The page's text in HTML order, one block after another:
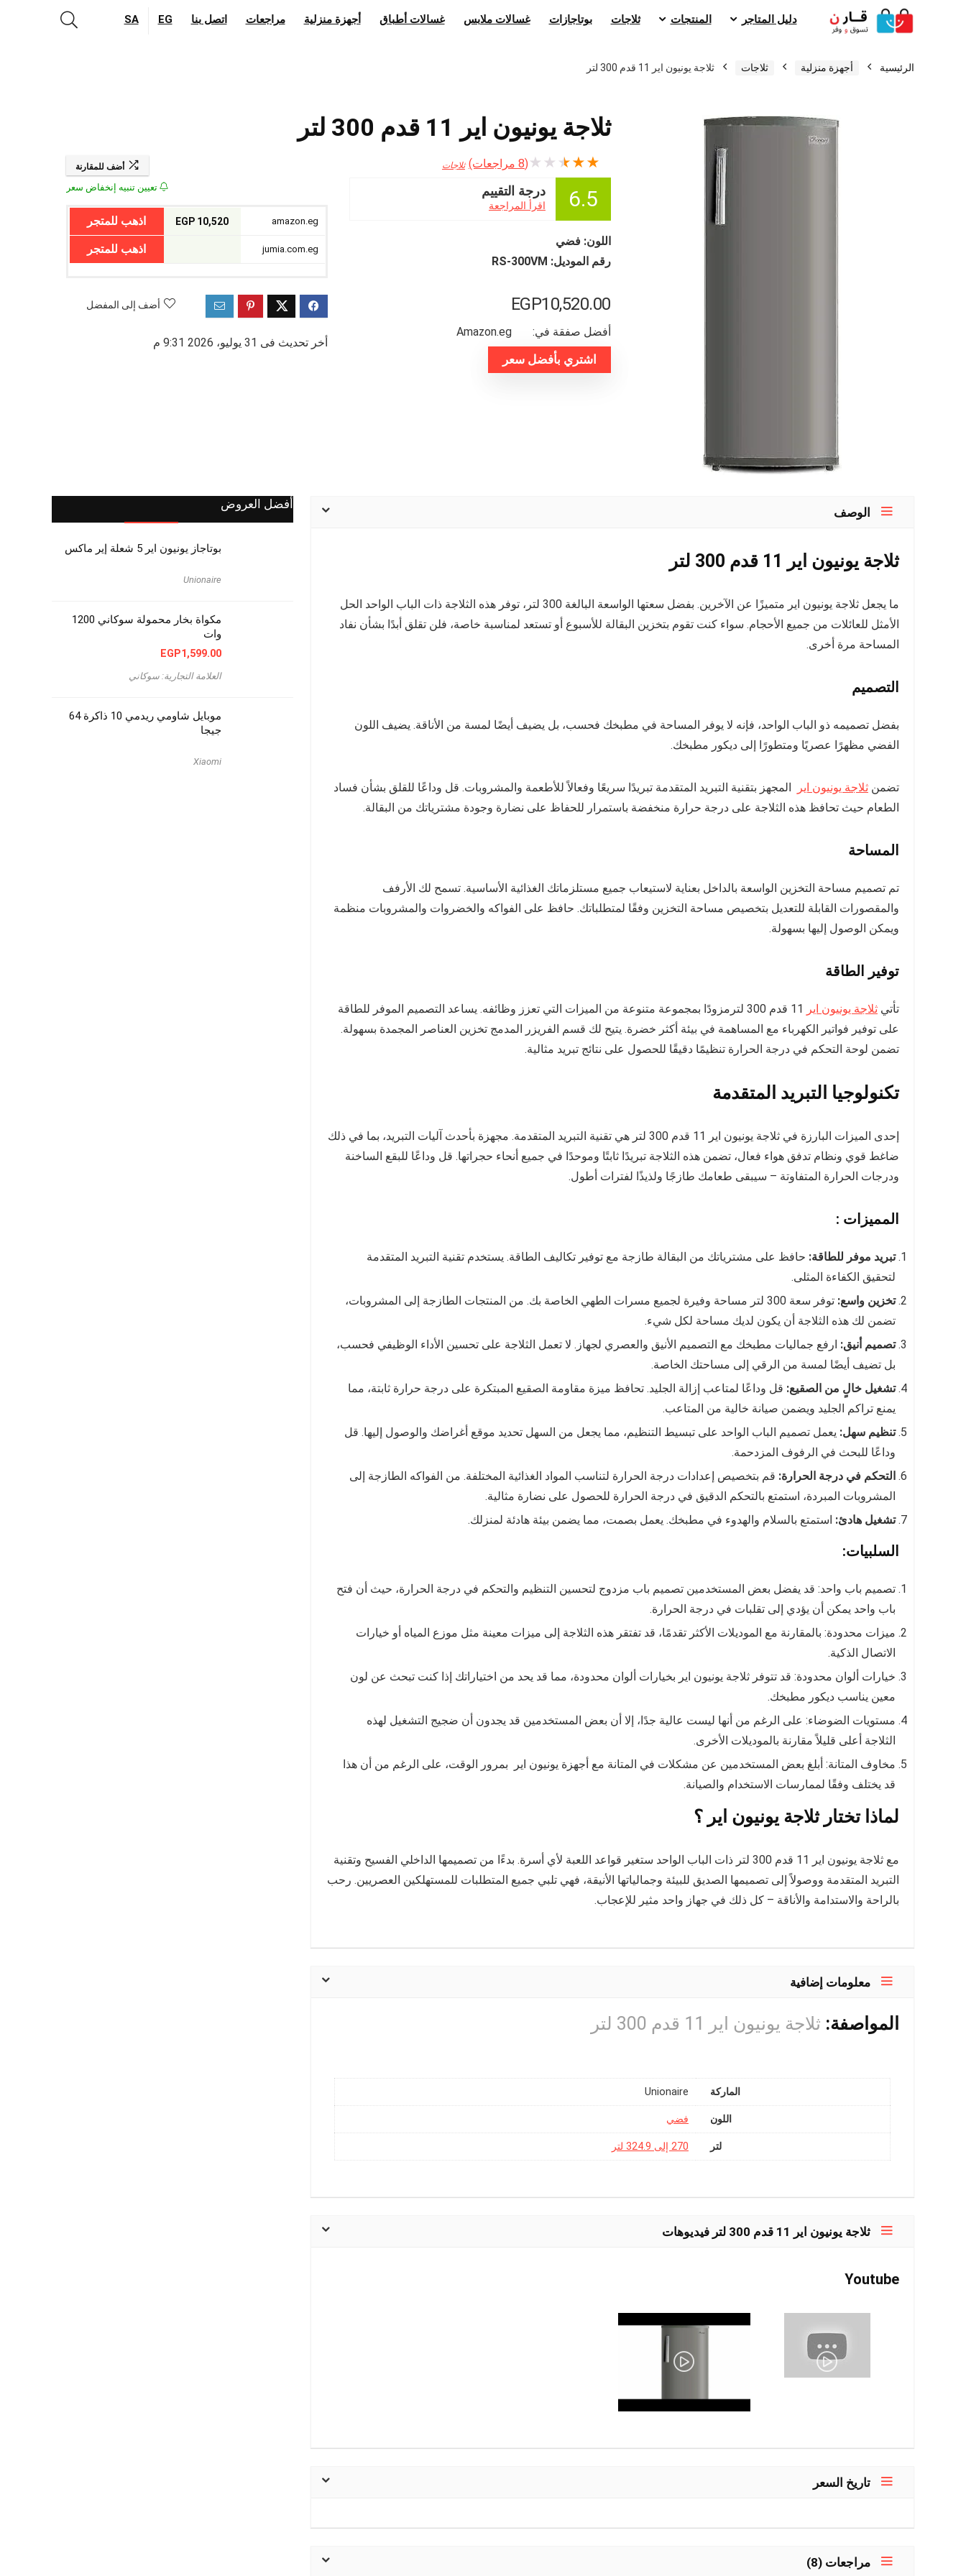
دليل المتاجر المنتجات ثلاجات بوتاجازات غسالات ملابس غسالات أطباق أجهزة منزلية مراجعات اتصل بنا EG
SA
الرئيسية أجهزة منزلية ثلاجات ثلاجة يونيون اير 11 قدم 300 لتر
ثلاجة يونيون اير 11 قدم 300 لتر
★
★
★
★
★
(
8 مراجعات) ثلاجات أضف للمقارنة
6.5 درجة التقييم
اقرأ المراجعة
اللون: فضي
رقم الموديل: RS-300VM
EGP10,520.00
أفضل صفقة في: amazon.eg
اشتري بأفضل سعر
تعيين تنبيه إنخفاض سعر
10,520 EGP اذهب للمتجر
اذهب للمتجر
أضف إلى المفضل
أخر تحديث فى 31 يوليو، 2026 9:31 م
الوصف
ثلاجة يونيون اير 11 قدم 300 لتر
ما يجعل ثلاجة يونيون اير متميزًا عن الآخرين. بفضل سعتها الواسعة البالغة 300 لتر، توفر هذه الثلاجة ذات الباب الواحد الحل
الأمثل للعائلات من جميع الأحجام. سواء كنت تقوم بتخزين البقالة للأسبوع أو تستعد لمناسبة خاصة، فلن تقلق أبدًا بشأن نفاد
المساحة مرة أخرى.
التصميم
بفضل تصميمه ذو الباب الواحد، فإنه لا يوفر المساحة في مطبخك فحسب، بل يضيف أيضًا لمسة من الأناقة. يضيف اللون
الفضي مظهرًا عصريًا ومتطورًا إلى ديكور مطبخك.
تضمن ثلاجة يونيون اير
المجهز بتقنية التبريد المتقدمة تبريدًا سريعًا وفعالاً للأطعمة والمشروبات. قل وداعًا للقلق بشأن فساد
الطعام حيث تحافظ هذه الثلاجة على درجة حرارة منخفضة باستمرار للحفاظ على نضارة وجودة مشترياتك من البقالة.
المساحة
تم تصميم مساحة التخزين الواسعة بالداخل بعناية لاستيعاب جميع مستلزماتك الغذائية الأساسية. تسمح لك الأرفف
والمقصورات القابلة للتعديل بتخصيص مساحة التخزين وفقًا لمتطلباتك. حافظ على الفواكه والخضروات والمشروبات منظمة
ويمكن الوصول إليها بسهولة.
توفير الطاقة
تأتي ثلاجة يونيون اير
11 قدم 300 لترمزودًا بمجموعة متنوعة من الميزات التي تعزز وظائفه. يساعد التصميم الموفر للطاقة
على توفير فواتير الكهرباء مع المساهمة في بيئة أكثر خضرة. يتيح لك قسم الفريزر المدمج تخزين العناصر المجمدة بسهولة.
تضمن لوحة التحكم في درجة الحرارة تنظيمًا دقيقًا للحصول على نتائج تبريد مثالية.
تكنولوجيا التبريد المتقدمة
إحدى الميزات البارزة في ثلاجة يونيون اير 11 قدم 300 لتر هي تقنية التبريد المتقدمة. مجهزة بأحدث آليات التبريد، بما في ذلك
ضاغط قوي ونظام تدفق هواء فعال، تضمن هذه الثلاجة تبريدًا ثابتًا وموحدًا في جميع أنحاء حجراتها. قل وداعًا للبقع الساخنة
ودرجات الحرارة المتفاوتة – سيبقى طعامك طازجًا ولذيذًا لفترات أطول.
المميزات :
تبريد موفر للطاقة: حافظ على مشترياتك من البقالة طازجة مع توفير تكاليف الطاقة. يستخدم تقنية التبريد المتقدمة
لتحقيق الكفاءة المثلى.
تخزين واسع:
توفر سعة 300 لتر مساحة وفيرة لجميع مسرات الطهي الخاصة بك. من المنتجات الطازجة إلى المشروبات،
تضمن لك هذه الثلاجة أن يكون لديك مساحة لكل شيء.
تصميم أنيق: ارفع جماليات مطبخك مع التصميم الأنيق والعصري لجهاز. لا تعمل الثلاجة على تحسين الأداء الوظيفي فحسب،
بل تضيف أيضًا لمسة من الرقي إلى مساحتك الخاصة.
تشغيل خالٍ من الصقيع: قل وداعًا لمتاعب إزالة الجليد. تحافظ ميزة مقاومة الصقيع المبتكرة على درجة حرارة ثابتة، مما
يمنع تراكم الجليد ويضمن صيانة خالية من المتاعب.
تنظيم سهل: يعمل تصميم الباب الواحد على تبسيط التنظيم، مما يجعل من السهل تحديد موقع أغراضك والوصول إليها. قل
وداعًا للبحث في الرفوف المزدحمة.
التحكم في درجة الحرارة: قم بتخصيص إعدادات درجة الحرارة لتناسب المواد الغذائية المختلفة. من الفواكه الطازجة إلى
المشروبات المبردة، استمتع بالتحكم الدقيق في درجة الحرارة للحصول على نضارة مثالية.
تشغيل هادئ: استمتع بالسلام والهدوء في مطبخك. يعمل بصمت، مما يضمن بيئة هادئة لمنزلك.
السلبيات:
تصميم باب واحد: قد يفضل بعض المستخدمين تصميم باب مزدوج لتحسين التنظيم والتحكم في درجة الحرارة، حيث أن فتح
باب واحد يمكن أن يؤدي إلى تقلبات في درجة الحرارة.
ميزات محدودة: بالمقارنة مع الموديلات الأكثر تقدمًا، قد تفتقر هذه الثلاجة إلى ميزات معينة مثل موزع المياه أو خيارات
الاتصال الذكية.
خيارات ألوان محدودة: قد تتوفر ثلاجة يونيون اير بخيارات ألوان محدودة، مما قد يحد من اختياراتك إذا كنت تبحث عن لون
معين يناسب ديكور مطبخك.
مستويات الضوضاء: على الرغم من أنها ليست عالية جدًا، إلا أن بعض المستخدمين قد يجدون أن ضجيج التشغيل لهذه
الثلاجة أعلى قليلاً مقارنة بالموديلات الأخرى.
مخاوف المتانة: أبلغ بعض المستخدمين عن مشكلات في المتانة مع أجهزة يونيون اير بمرور الوقت، على الرغم من أن هذا
قد يختلف وفقًا لممارسات الاستخدام والصيانة.
لماذا تختار ثلاجة يونيون اير ؟
مع ثلاجة يونيون اير 11 قدم 300 لتر ذات الباب الواحد ستغير قواعد اللعبة لأي أسرة. بدءًا من تصميمها الداخلي الفسيح وتقنية
التبريد المتقدمة ووصولاً إلى تصميمها الصديق للبيئة وجمالياتها الأنيقة، فهي تلبي جميع المتطلبات للمستهلكين العصريين. رحب
بالراحة والاستدامة والأناقة – كل ذلك في جهاز واحد مثير للإعجاب.
معلومات إضافية
المواصفة: ثلاجة يونيون اير 11 قدم 300 لتر
الماركة Unionaire
اللون فضي
لتر 270 إلى 324.9 لتر
ثلاجة يونيون اير 11 قدم 300 لتر فيديوهات
Youtube
تاريخ السعر
مراجعات (8)
أفضل العروض
بوتاجاز يونيون اير 5 شعلة إير ماكس
Unionaire
مكواة بخار محمولة سوكاني 1200
وات
EGP1,599.00
العلامة التجارية: سوكاني
موبايل شاومي ريدمي 10 ذاكرة 64
جيجا
Xiaomi